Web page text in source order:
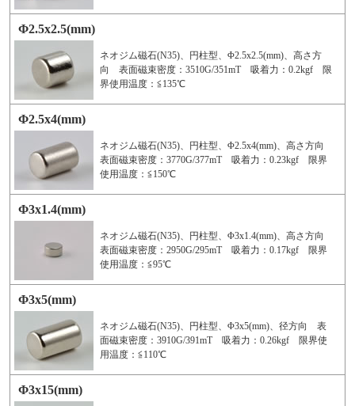
Φ2.5x2.5(mm)
ネオジム磁石(N35)、円柱型、Φ2.5x2.5(mm)、高さ方
向 表面磁束密度：3510G/351mT 吸着力：0.2kgf 限
界使用温度：≦135℃
Φ2.5x4(mm)
ネオジム磁石(N35)、円柱型、Φ2.5x4(mm)、高さ方向
表面磁束密度：3770G/377mT 吸着力：0.23kgf 限界
使用温度：≦150℃
Φ3x1.4(mm)
ネオジム磁石(N35)、円柱型、Φ3x1.4(mm)、高さ方向
表面磁束密度：2950G/295mT 吸着力：0.17kgf 限界
使用温度：≦95℃
Φ3x5(mm)
ネオジム磁石(N35)、円柱型、Φ3x5(mm)、径方向 表
面磁束密度：3910G/391mT 吸着力：0.26kgf 限界使
用温度：≦110℃
Φ3x15(mm)